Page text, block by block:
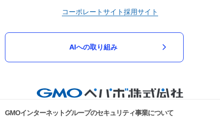
コーポレートサイト採用サイト
AIへの取り組み
GMOインターネットグループのセキュリティ事業について